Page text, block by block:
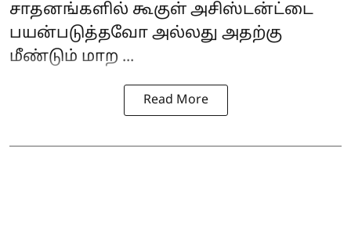
சாதனங்களில் கூகுள் அசிஸ்டன்ட்டை
பயன்படுத்தவோ அல்லது அதற்கு
மீண்டும் மாற ...
Read More